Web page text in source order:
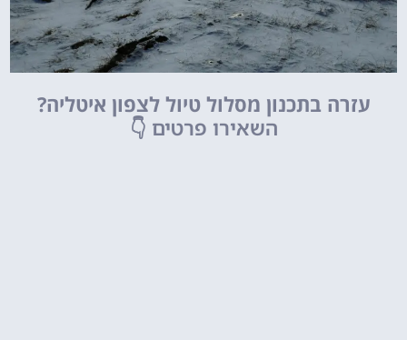
עזרה בתכנון מסלול טיול לצפון איטליה?
השאירו פרטים 👇